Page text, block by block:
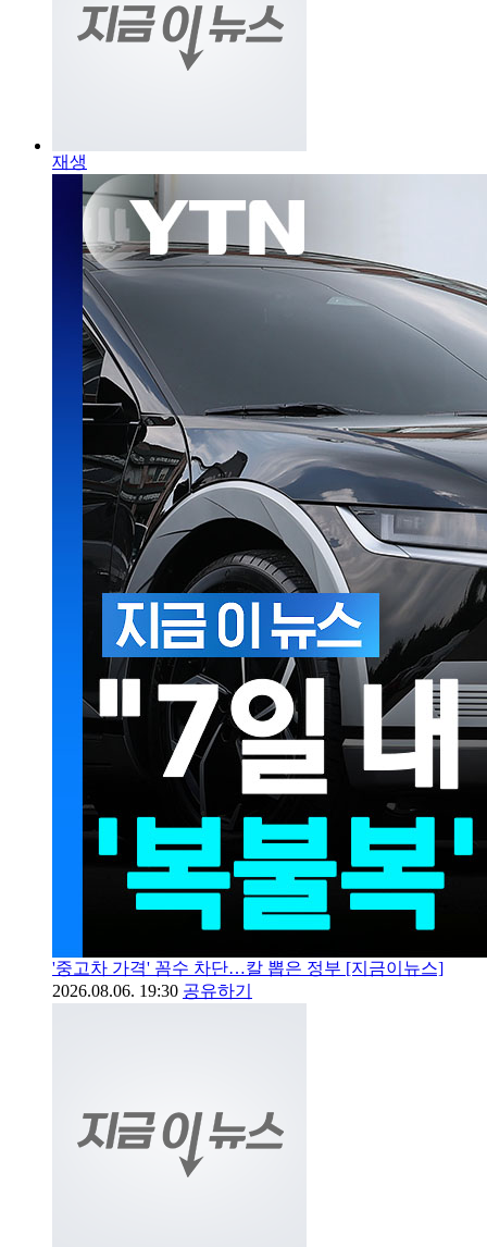
재생
'중고차 가격' 꼼수 차단…칼 뽑은 정부 [지금이뉴스]
2026.08.06. 19:30 공유하기